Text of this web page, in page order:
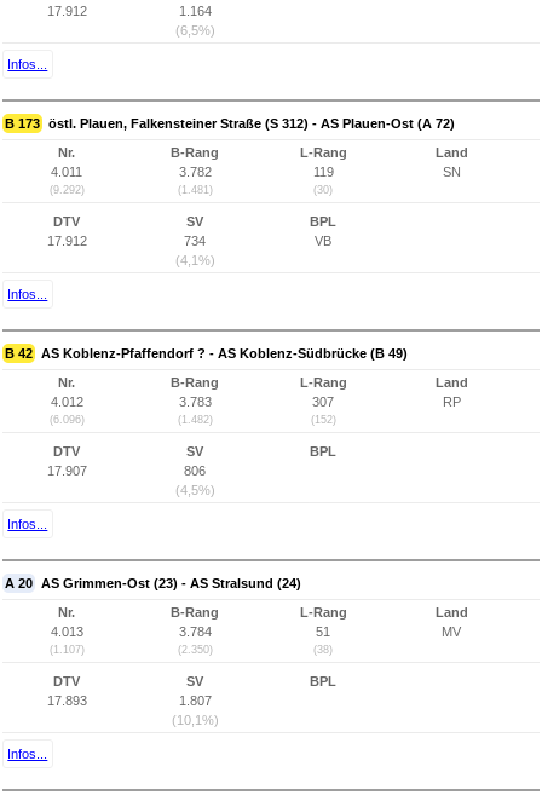
17.912
1.164
(6,5%)
Infos...
B 173 östl. Plauen, Falkensteiner Straße (S 312) - AS Plauen-Ost (A 72)
Nr.
4.011
(9.292)
B-Rang
3.782
(1.481)
L-Rang
119
(30)
Land
SN
DTV
17.912
SV
734
(4,1%)
BPL
VB
Infos...
B 42 AS Koblenz-Pfaffendorf ? - AS Koblenz-Südbrücke (B 49)
Nr.
4.012
(6.096)
B-Rang
3.783
(1.482)
L-Rang
307
(152)
Land
RP
DTV
17.907
SV
806
(4,5%)
BPL
Infos...
A 20 AS Grimmen-Ost (23) - AS Stralsund (24)
Nr.
4.013
(1.107)
B-Rang
3.784
(2.350)
L-Rang
51
(38)
Land
MV
DTV
17.893
SV
1.807
(10,1%)
BPL
Infos...